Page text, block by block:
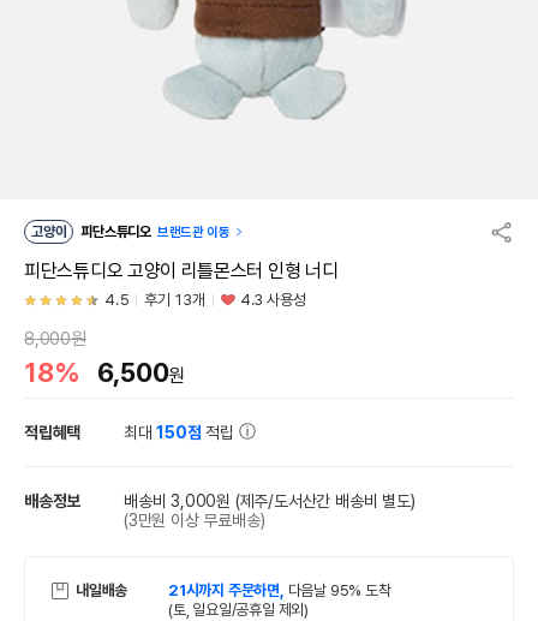
고양이 피단스튜디오 브랜드관 이동
피단스튜디오 고양이 리틀몬스터 인형 너디
4.5 후기 13개 4.3 사용성
8,000원
18% 6,500원
적립혜택 최대150점 적립
배송정보 배송비 3,000원 (제주/도서산간 배송비 별도)
(3만원 이상 무료배송)
내일배송 21시까지 주문하면, 다음날 95% 도착
(토, 일요일/공휴일 제외)